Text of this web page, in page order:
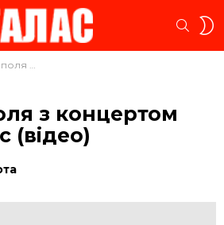
(відео)
з концертом
(відео)